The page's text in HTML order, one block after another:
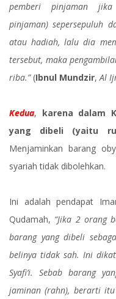
pemberi pinjaman jika
pinjaman) sepersepuluh
atau hadiah, lalu dia
tersebut, maka
riba.”(Ibnul Mundzir,Al
Kedua, karena dalam
yang dibeli (yaitu
Menjaminkan barang
syariah tidak dibolehkan.
Ini adalah pendapat
Qudamah, “Jika 2 orang
barang yang dibeli
belinya tidak sah. Ini
Syafi’i. Sebab barang
jaminan (rahn), berarti